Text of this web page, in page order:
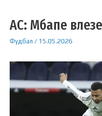
АС: Мбапе
Фудбал / 15.05.2026